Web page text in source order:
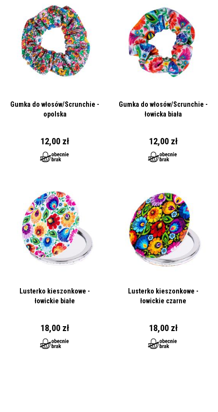
Gumka do włosów/Scrunchie -
opolska
12,00 zł
Gumka do włosów/Scrunchie -
łowicka biała
12,00 zł
Lusterko kieszonkowe -
łowickie białe
18,00 zł
Lusterko kieszonkowe -
łowickie czarne
18,00 zł